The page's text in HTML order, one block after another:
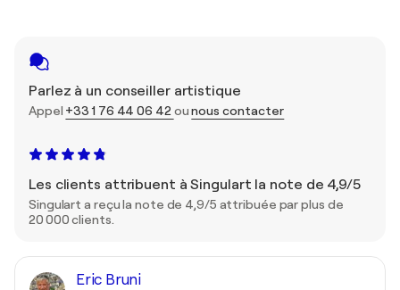
Parlez à un conseiller artistique
Appel +33 1 76 44 06 42ounous contacter
Les clients attribuent à Singulart la note de 4,9/5
Singulart a reçu la note de 4,9/5 attribuée par plus de
20 000 clients.
Eric Bruni